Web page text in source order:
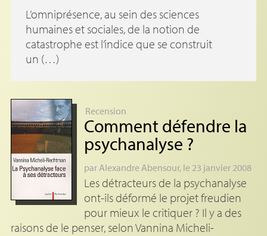
L’omniprésence, au sein des sciences
humaines et sociales, de la notion de
catastrophe est l’indice que se construit
un (…)
Recension
Comment défendre la
psychanalyse ?
par Alexandre Abensour, le 23 janvier 2008
Les détracteurs de la psychanalyse
ont-ils déformé le projet freudien
pour mieux le critiquer ? Il y a des
raisons de le penser, selon Vannina Micheli-